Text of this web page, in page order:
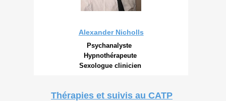
Alexander Nicholls
Psychanalyste
Hypnothérapeute
Sexologue clinicien
Thérapies et suivis au CATP